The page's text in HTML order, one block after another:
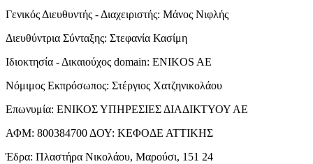
Γενικός Διευθυντής - Διαχειριστής: Μάνος Νιφλής
Διευθύντρια Σύνταξης: Στεφανία Κασίμη
Ιδιοκτησία - Δικαιούχος domain: ENIKOS AE
Νόμιμος Εκπρόσωπος: Στέργιος Χατζηνικολάου
Επωνυμία: ΕΝΙΚΟΣ ΥΠΗΡΕΣΙΕΣ ΔΙΑΔΙΚΤΥΟΥ ΑΕ
ΑΦΜ: 800384700 ΔΟΥ: ΚΕΦΟΔΕ ΑΤΤΙΚΗΣ
Έδρα: Πλαστήρα Νικολάου, Μαρούσι, 151 24